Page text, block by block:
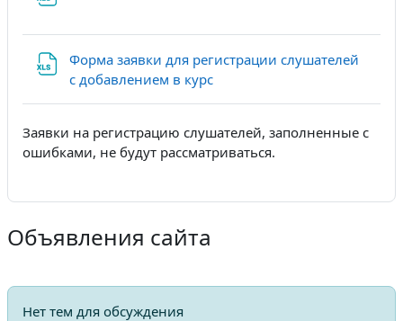
Форма заявки для регистрации слушателей
с добавлением в курс
Заявки на регистрацию слушателей, заполненные с
ошибками, не будут рассматриваться.
Объявления сайта
Нет тем для обсуждения